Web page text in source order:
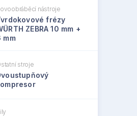
nástroje
frézy
ZEBRA 10 mm +
mm
stroje